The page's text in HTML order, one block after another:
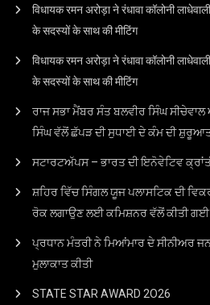
विधायक रमन अरोड़ा ने रंधावा कॉलोनी
के सदस्यों के साथ की मीटिंग
विधायक रमन अरोड़ा ने रंधावा कॉलोनी
के सदस्यों के साथ की मीटिंग
ਰਾਜ ਸਭਾ ਮੈਂਬਰ ਸੰਤ ਬਲਵੀਰ ਸਿੰਘ
ਸਿੰਘ ਵੱਲੋਂ ਛੱਪੜ ਦੀ ਸੁਧਾਈ ਦੇ ਕੰਮ ਦੀ
ਸਟਾਰਟਅੱਪਸ – ਭਾਰਤ ਦੀ ਇਨੋਵੇਟਿਵ
ਸ਼ਹਿਰ ਵਿੱਚ ਸਿੰਗਲ ਯੂਜ ਪਲਾਸਟਿਕ ਦੀ
ਰੋਕ ਲਗਾਉਣ ਲਈ ਕਮਿਸ਼ਨਰ ਵੱਲੋਂ ਕੀਤੀ ਗਈ
ਪ੍ਰਧਾਨ ਮੰਤਰੀ ਨੇ ਮਿਆਂਮਾਰ ਦੇ ਸੀਨੀਅਰ
ਮੁਲਾਕਾਤ ਕੀਤੀ
STATE STAR AWARD 2O26